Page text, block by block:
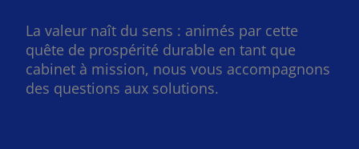
La valeur naît du sens : animés par cette
quête de prospérité durable en tant que
cabinet à mission, nous vous accompagnons
des questions aux solutions.​